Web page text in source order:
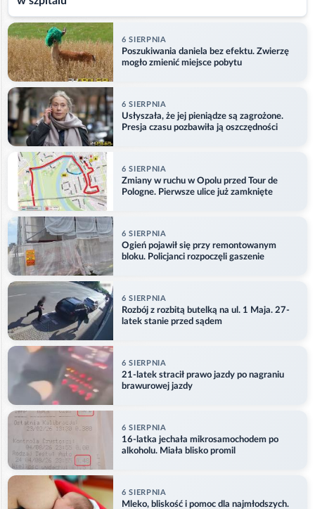
6 SIERPNIA
Poszukiwania daniela bez efektu. Zwierzę
mogło zmienić miejsce pobytu
6 SIERPNIA
Usłyszała, że jej pieniądze są zagrożone.
Presja czasu pozbawiła ją oszczędności
6 SIERPNIA
Zmiany w ruchu w Opolu przed Tour de
Pologne. Pierwsze ulice już zamknięte
6 SIERPNIA
Ogień pojawił się przy remontowanym
bloku. Policjanci rozpoczęli gaszenie
6 SIERPNIA
Rozbój z rozbitą butelką na ul. 1 Maja. 27-
latek stanie przed sądem
6 SIERPNIA
21-latek stracił prawo jazdy po nagraniu
brawurowej jazdy
6 SIERPNIA
16-latka jechała mikrosamochodem po
alkoholu. Miała blisko promil
6 SIERPNIA
Mleko, bliskość i pomoc dla najmłodszych.